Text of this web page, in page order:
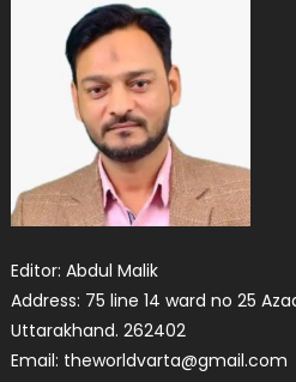
Editor: Abdul Malik
Address: 75 line 14 ward no 25
Uttarakhand. 262402
Email: theworldvarta@gmail.com